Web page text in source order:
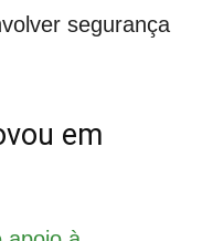
segurança
em